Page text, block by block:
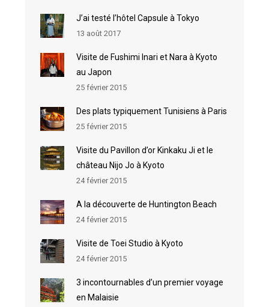
J’ai testé l’hôtel Capsule à Tokyo
13 août 2017
Visite de Fushimi Inari et Nara à Kyoto
au Japon
25 février 2015
Des plats typiquement Tunisiens à Paris
25 février 2015
Visite du Pavillon d’or Kinkaku Ji et le
château Nijo Jo à Kyoto
24 février 2015
A la découverte de Huntington Beach
24 février 2015
Visite de Toei Studio à Kyoto
24 février 2015
3 incontournables d’un premier voyage
en Malaisie